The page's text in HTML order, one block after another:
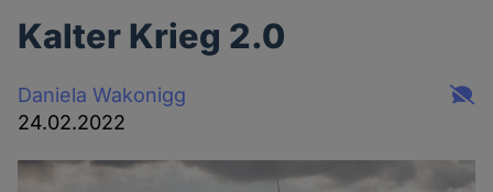
Kalter Krieg 2.0
Daniela Wakonigg
24.02.2022